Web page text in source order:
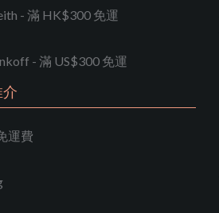
- 滿 HK$300 免運
- 滿 US$300 免運
運費